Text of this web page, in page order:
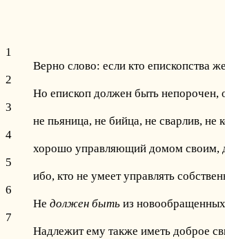
1
Верно слово: если кто епископства
2
Но епископ должен быть непорочен,
3
не пьяница, не бийца, не сварлив,
4
хорошо управляющий домом своим,
5
ибо, кто не умеет управлять
6
Не должен быть из
7
Надлежит ему также иметь доброе